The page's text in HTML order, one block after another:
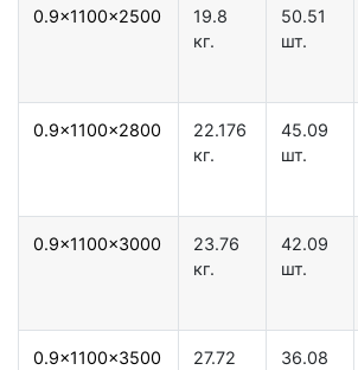
0.9x1100x2500
19.8
кг.
50.51
шт.
0.9x1100x2800
22.176
кг.
45.09
шт.
0.9x1100x3000
23.76
кг.
42.09
шт.
0.9x1100x3500
27.72
36.08